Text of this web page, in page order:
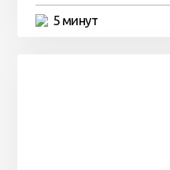
5 минут